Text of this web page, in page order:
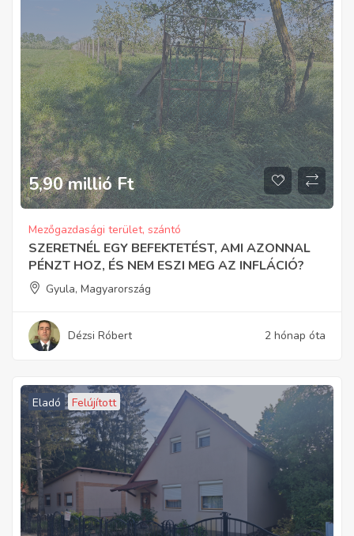
5,90 millió Ft
Mezőgazdasági terület, szántó
SZERETNÉL EGY BEFEKTETÉST, AMI AZONNAL
PÉNZT HOZ, ÉS NEM ESZI MEG AZ INFLÁCIÓ?
Gyula, Magyarország
Dézsi Róbert 2 hónap óta
Eladó Felújított